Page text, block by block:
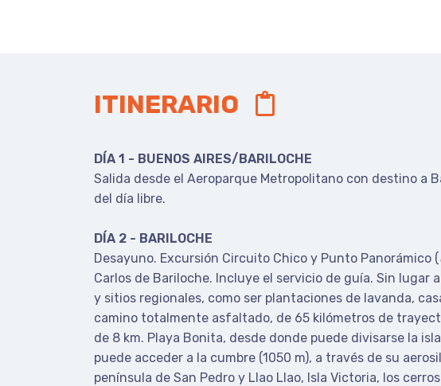
ITINERARIO
DÍA 1 - BUENOS AIRES/BARILOCHE
Salida desde el Aeroparque Metropolitano con destino a
del día libre.
DÍA 2 - BARILOCHE
Desayuno. Excursión Circuito Chico y Punto Panorámico (
Carlos de Bariloche. Incluye el servicio de guía. Sin lugar
y sitios regionales, como ser plantaciones de lavanda,
camino totalmente asfaltado, de 65 kilómetros de
de 8 km. Playa Bonita, desde donde puede divisarse la
puede acceder a la cumbre (1050 m), a través de su
península de San Pedro y Llao Llao, Isla Victoria, los